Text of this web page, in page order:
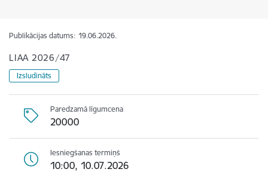
Publikācijas datums: 19.06.2026.
LIAA 2026/47
Izsludināts
Paredzamā līgumcena
20000
Iesniegšanas termiņš
10:00, 10.07.2026